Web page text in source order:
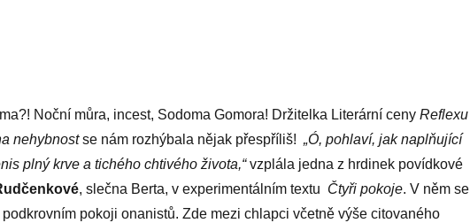
Noční můra, incest, Sodoma Gomora! Držitelka Literární ceny Reflexu
nehybnostse nám rozhýbala nějak přespříliš! „Ó, pohlaví, jak naplňující
plný krve a tichého chtivého života,“vzplála jedna z hrdinek povídkové
, slečna Berta, v experimentálním textu Čtyři pokoje. V něm se
pokoji onanistů. Zde mezi chlapci včetně výše citovaného